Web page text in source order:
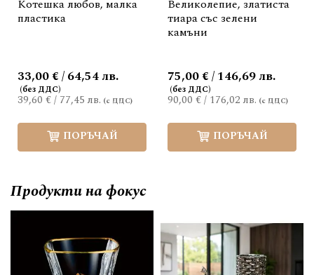
Котешка любов, малка
пластика
39,60 €/ 77,45 лв.
33,00 € / 64,54 лв.
ПОРЪЧАЙ
Великолепие, златиста
тиара със зелени
камъни
90,00 €/ 176,02 лв.
75,00 € / 146,69 лв.
ПОРЪЧАЙ
Продукти на фокус